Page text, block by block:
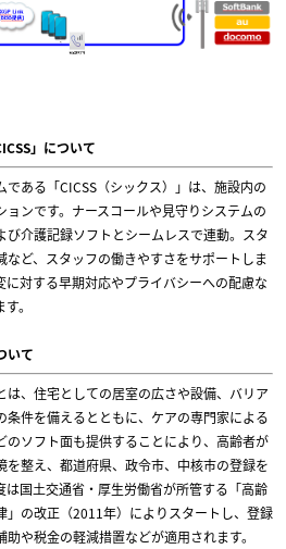
」について
ある「CICSS（シックス）」は、施設内の
ンです。ナースコールや見守りシステムの
び介護記録ソフトとシームレスで連動。スタ
など、スタッフの働きやすさをサポートしま
対する早期対応やプライバシーへの配慮な
。
いて
、住宅としての居室の広さや設備、バリア
条件を備えるとともに、ケアの専門家による
のソフト面も提供することにより、高齢者が
整え、都道府県、政令市、中核市の登録を
国土交通省・厚生労働省が所管する「高齢
」の改正（2011年）によりスタートし、登録
や税金の軽減措置などが適用されます。